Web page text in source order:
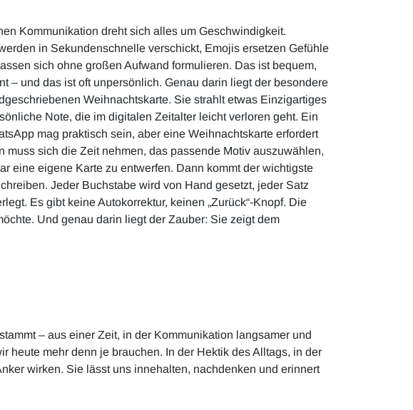
Kommunikation dreht sich alles um Geschwindigkeit.
in Sekundenschnelle verschickt, Emojis ersetzen Gefühle
sich ohne großen Aufwand formulieren. Das ist bequem,
– und das ist oft unpersönlich. Genau darin liegt der besondere
Weihnachtskarte. Sie strahlt etwas Einzigartiges
Note, die im digitalen Zeitalter leicht verloren geht. Ein
mag praktisch sein, aber eine Weihnachtskarte erfordert
muss sich die Zeit nehmen, das passende Motiv auszuwählen,
eine eigene Karte zu entwerfen. Dann kommt der wichtigste
Jeder Buchstabe wird von Hand gesetzt, jeder Satz
Es gibt keine Autokorrektur, keinen „Zurück“-Knopf. Die
Und genau darin liegt der Zauber: Sie zeigt dem
– aus einer Zeit, in der Kommunikation langsamer und
heute mehr denn je brauchen. In der Hektik des Alltags, in der
wirken. Sie lässt uns innehalten, nachdenken und erinnert